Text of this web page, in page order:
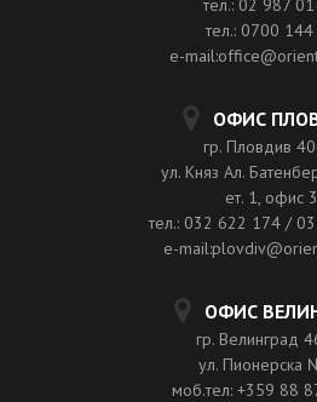
тел.: 0700
e-
ОФИС
гр. Пловдив
ул. Княз Ал.
ет. 1, офис 3
тел.: 032 622 174 /
e-
ОФИС
гр. Велинград
ул. Пионерска
моб.тел: +359 88